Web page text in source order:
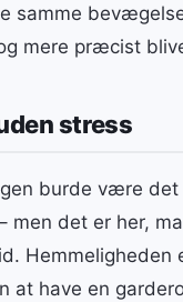
samme
mere præcist
stress
burde være det
men det er her,
Hemmeligheden
at have en